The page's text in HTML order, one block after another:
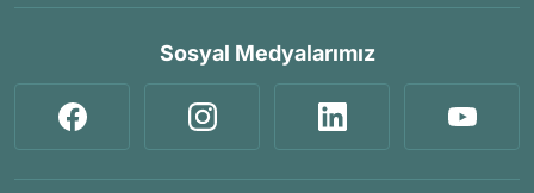
Sosyal Medyalarımız